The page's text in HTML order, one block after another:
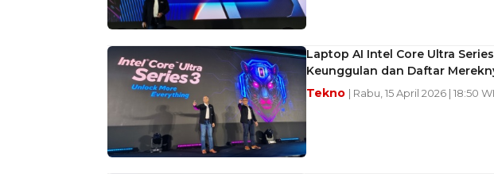
Laptop AI Intel Core Ultra
Keunggulan dan Daftar
Tekno | Rabu, 15 April 2026 | 18:50